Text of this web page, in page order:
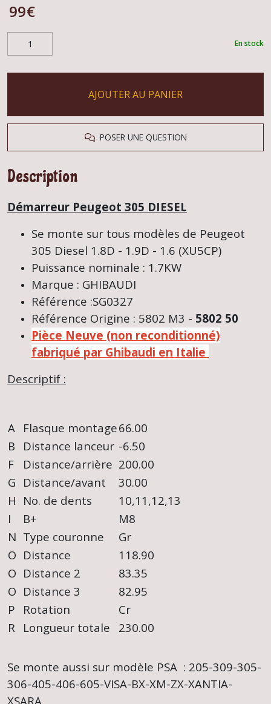
99€
En stock
AJOUTER AU PANIER
POSER UNE QUESTION
Description
Démarreur Peugeot 305 DIESEL
Se monte sur tous modèles de Peugeot
305 Diesel 1.8D - 1.9D - 1.6 (XU5CP)
Puissance nominale : 1.7KW
Marque : GHIBAUDI
Référence :SG0327
Référence Origine : 5802 M3 - 5802 50
Pièce Neuve (non reconditionné)
fabriqué par Ghibaudi en Italie
Descriptif :
A Flasque montage66.00
B
Distance lanceur -6.50
F
Distance/arrière 200.00
G Distance/avant
30.00
H No. de dents
10,11,12,13
I
B+
M8
N Type couronne
Gr
O Distance
118.90
O Distance 2
83.35
O Distance 3
82.95
P
Rotation
Cr
R
Longueur totale 230.00
Se monte aussi sur modèle PSA : 205-309-305-
306-405-406-605-VISA-BX-XM-ZX-XANTIA-
XSARA